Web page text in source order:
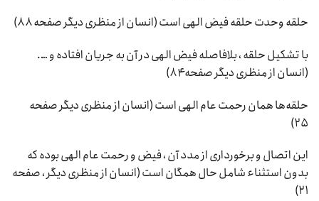
حلقه وحدت حلقه فیض الهی است (انسان از منظری دیگر صفحه ۸۸)
با تشکیل حلقه ، بلافاصله فیض الهی در آن به جریان افتاده و ….
(انسان از منظری دیگر صفحه ۸۴)
حلقه‌ها همان رحمت عام الهی است (انسان از منظری دیگر صفحه
۲۵)
این اتصال و برخورداری از مدد آن ، فیض و رحمت عام الهی بوده که
بدون استثناء شامل حال همگان است (انسان از منظری دیگر ، صفحه
۲۱)